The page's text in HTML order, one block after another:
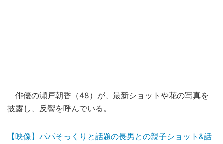
俳優の瀬戸朝香 （48）が、最新ショットや花の写真を
披露し、反響を呼んでいる。
【映像】パパそっくりと話題の長男との親子ショット&話